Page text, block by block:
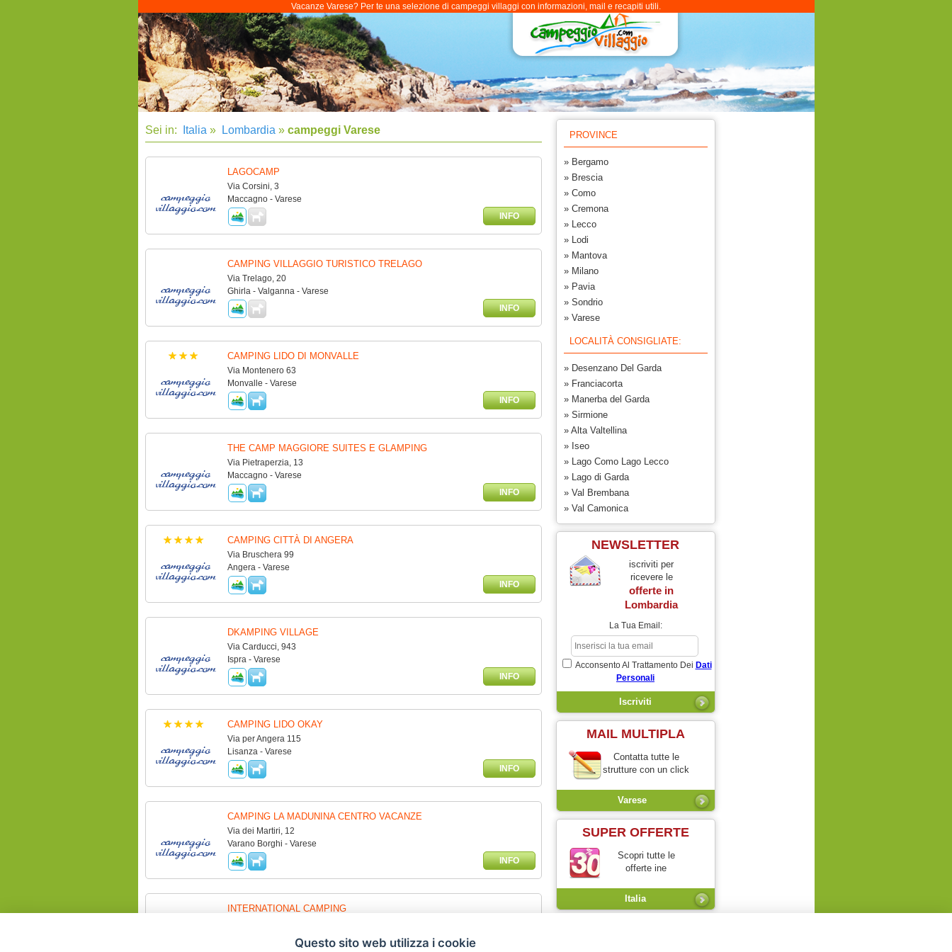
Vacanze Varese? Per te una selezione di campeggi villaggi con informazioni, mail e recapiti utili.
Sei in: Italia » Lombardia » campeggi Varese
LAGOCAMP
Via Corsini, 3
Maccagno - Varese
INFO
CAMPING VILLAGGIO TURISTICO TRELAGO
Via Trelago, 20
Ghirla - Valganna - Varese
INFO
CAMPING LIDO DI MONVALLE
Via Montenero 63
Monvalle - Varese
INFO
THE CAMP MAGGIORE SUITES E GLAMPING
Via Pietraperzia, 13
Maccagno - Varese
INFO
CAMPING CITTÀ DI ANGERA
Via Bruschera 99
Angera - Varese
INFO
DKAMPING VILLAGE
Via Carducci, 943
Ispra - Varese
INFO
CAMPING LIDO OKAY
Via per Angera 115
Lisanza - Varese
INFO
CAMPING LA MADUNINA CENTRO VACANZE
Via dei Martiri, 12
Varano Borghi - Varese
INFO
INTERNATIONAL CAMPING
Lavena Ponte Tresa - Lago di Lugano - Varese
PROVINCE
» Bergamo
» Brescia
» Como
» Cremona
» Lecco
» Lodi
» Mantova
» Milano
» Pavia
» Sondrio
» Varese
LOCALITÀ CONSIGLIATE:
» Desenzano Del Garda
» Franciacorta
» Manerba del Garda
» Sirmione
» Alta Valtellina
» Iseo
» Lago Como Lago Lecco
» Lago di Garda
» Val Brembana
» Val Camonica
NEWSLETTER
iscriviti per
ricevere le
offerte in
Lombardia
La Tua Email:
Acconsento Al Trattamento Dei Dati
Personali
MAIL MULTIPLA
Contatta tutte le
strutture con un click
Varese
SUPER OFFERTE
Scopri tutte le
offerte ine
Italia
Questo sito web utilizza i cookie